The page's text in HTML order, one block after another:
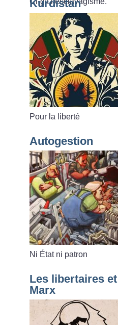
Kurdistan
Pour la liberté
Autogestion
Ni État ni patron
Les libertaires et
Marx